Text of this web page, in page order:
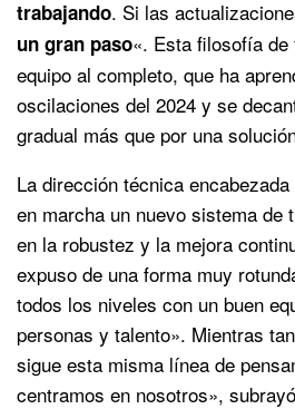
trabajando. Si las
un gran paso«. Esta filosofía
equipo al completo, que ha
oscilaciones del 2024 y se
gradual más que por una
La dirección técnica
en marcha un nuevo sistema de
en la robustez y la mejora
expuso de una forma muy
todos los niveles con un buen
personas y talento». Mientras
sigue esta misma línea de
centramos en nosotros»,